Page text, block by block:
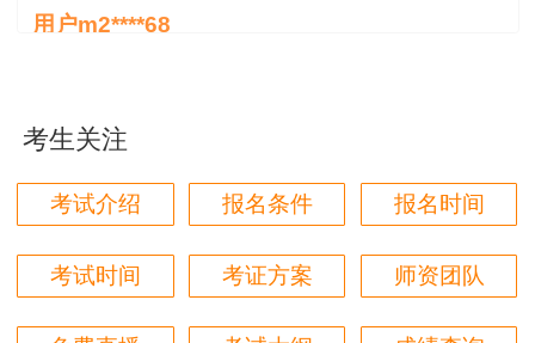
用户m2****68
林轩老师讲得好，复杂的知识讲的深入浅出，能够听
得懂。简答题总结的也很到位。
用户m4****68
本门课程老师讲的很细致，每个章节都讲到位了。特
别是财务评价那个章节，深入浅出，强化训练，效果
很好。
考生关注
考试介绍 报名条件 报名时间
考试时间 考证方案 师资团队